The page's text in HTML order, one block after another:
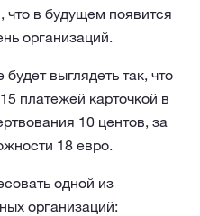
что в будущем появится
организаций.
выглядеть так, что
платежей карточкой в
10 центов, за
18 евро.
одной из
организаций: